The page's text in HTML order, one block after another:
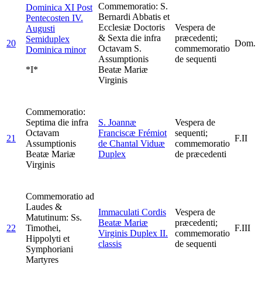
20
Dominica XI Post
Pentecosten IV.
Augusti
Semiduplex
Dominica minor
*I*
Commemoratio: S.
Bernardi Abbatis et
Ecclesiæ Doctoris
& Sexta die infra
Octavam S.
Assumptionis
Beatæ Mariæ
Virginis
Vespera de
præcedenti;
commemoratio
de sequenti
Dom.
21
Commemoratio:
Septima die infra
Octavam
Assumptionis
Beatæ Mariæ
Virginis
S. Joannæ
Franciscæ Frémiot
de Chantal Viduæ
Duplex
Vespera de
sequenti;
commemoratio
de præcedenti
F.II
22
Commemoratio ad
Laudes &
Matutinum: Ss.
Timothei,
Hippolyti et
Symphoriani
Martyres
Immaculati Cordis
Beatæ Mariæ
Virginis Duplex II.
classis
Vespera de
præcedenti;
commemoratio
de sequenti
F.III